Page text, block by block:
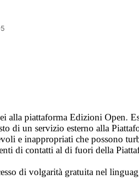
alla piattaforma Edizioni Open.
di un servizio esterno alla
e inappropriati che possono
di contatti al di fuori della
di volgarità gratuita nel